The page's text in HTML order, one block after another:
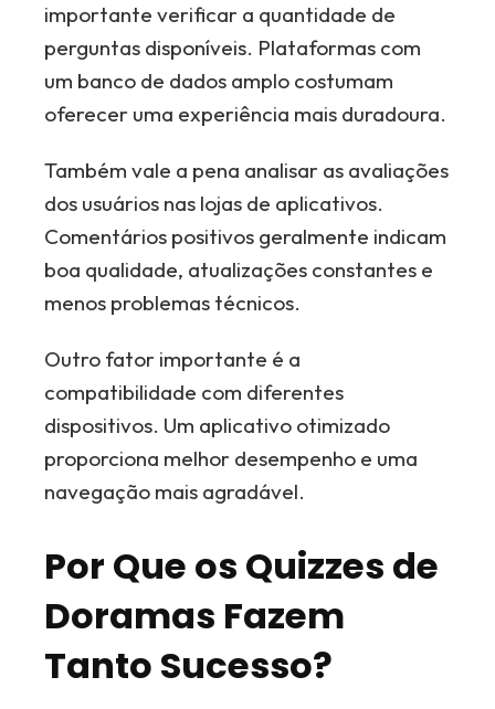
importante verificar a quantidade de
perguntas disponíveis. Plataformas com
um banco de dados amplo costumam
oferecer uma experiência mais duradoura.
Também vale a pena analisar as avaliações
dos usuários nas lojas de aplicativos.
Comentários positivos geralmente indicam
boa qualidade, atualizações constantes e
menos problemas técnicos.
Outro fator importante é a
compatibilidade com diferentes
dispositivos. Um aplicativo otimizado
proporciona melhor desempenho e uma
navegação mais agradável.
Por Que os Quizzes de
Doramas Fazem
Tanto Sucesso?